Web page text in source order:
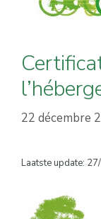
22 décembre
Laatste update: